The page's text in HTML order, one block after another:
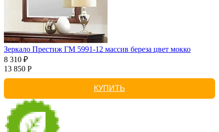
Зеркало Престиж ГМ 5991-12 массив береза цвет мокко
8 310 ₽
13 850 Р
КУПИТЬ